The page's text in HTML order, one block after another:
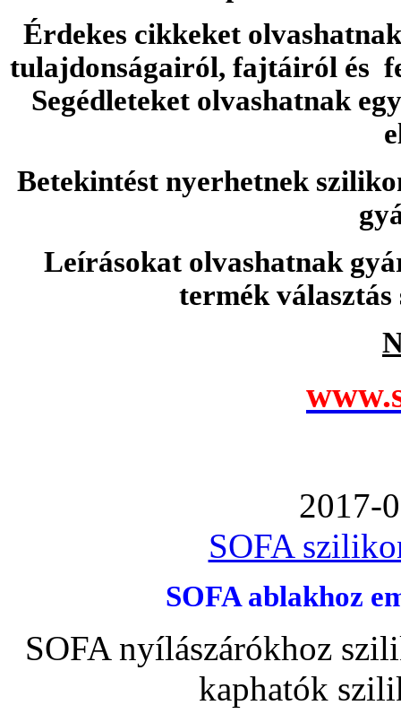
Érdekes cikkeket
tulajdonságairól, fajtáiról és
Segédleteket olvashatnak
Betekintést nyerhetnek
Leírásokat olvashatnak
termék
2017-
SOFA
SOFA ablakhoz
SOFA nyílászárókhoz
kaphatók